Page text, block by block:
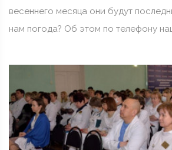
весеннего месяца они будут
нам погода? Об этом по телефону